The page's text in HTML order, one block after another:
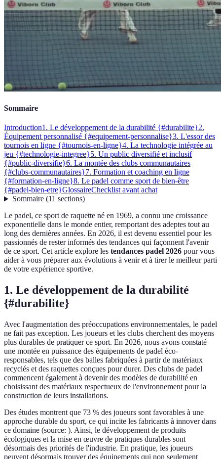
Sommaire
Introduction1. Le développement de la durabilité {#durabilite}2.
Équipement personnalisé {#equipement-personnalise}3. L'essor des
tournois en ligne {#tournois-en-ligne}4. La technologie intégrée au
jeu {#technologie-integree}5. Un public diversifié et inclusif
{#public-diversifie}6. La montée des clubs communautaires
{#clubs-communautaires}7. Formation et coaching en ligne
{#formation-en-ligne}8. Le padel comme sport de bien-être
{#padel-bien-etre}GlossaireChecklist avant achat
Sommaire(11 sections)
Le padel, ce sport de raquette né en 1969, a connu une croissance
exponentielle dans le monde entier, remportant des adeptes tout au
long des dernières années. En 2026, il est devenu essentiel pour les
passionnés de rester informés des tendances qui façonnent l'avenir
de ce sport. Cet article explore les tendances padel 2026 pour vous
aider à vous préparer aux évolutions à venir et à tirer le meilleur parti
de votre expérience sportive.
1. Le développement de la durabilité
{#durabilite}
Avec l'augmentation des préoccupations environnementales, le padel
ne fait pas exception. Les joueurs et les clubs cherchent des moyens
plus durables de pratiquer ce sport. En 2026, nous avons constaté
une montée en puissance des équipements de padel éco-
responsables, tels que des balles fabriquées à partir de matériaux
recyclés et des raquettes conçues pour durer. Des clubs de padel
commencent également à devenir des modèles de durabilité en
choisissant des matériaux respectueux de l'environnement pour la
construction de leurs installations.
Des études montrent que 73 % des joueurs sont favorables à une
approche durable du sport, ce qui incite les fabricants à innover dans
ce domaine (source: ). Ainsi, le développement de produits
écologiques et la mise en œuvre de pratiques durables sont
désormais des priorités de l'industrie. En pratique, les joueurs
peuvent désormais trouver des équipements qui non seulement